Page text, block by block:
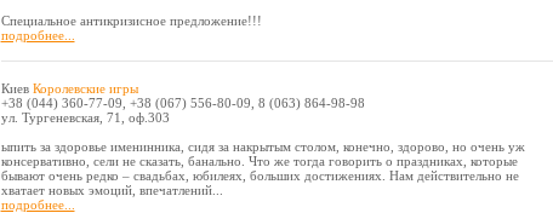
Специальное антикризисное предложение!!!
подробнее...
Киев Королевские игры
+38 (044) 360-77-09, +38 (067) 556-80-09, 8 (063) 864-98-98
ул. Тургеневская, 71, оф.303
ыпить за здоровье именинника, сидя за накрытым столом, конечно, здорово, но очень уж
консервативно, сели не сказать, банально. Что же тогда говорить о праздниках, которые
бывают очень редко – свадьбах, юбилеях, больших достижениях. Нам действительно не
хватает новых эмоций, впечатлений...
подробнее...